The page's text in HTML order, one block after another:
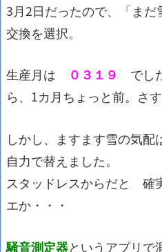
3月2日だったので、「ま
交換を選択。
生産月は ０３１９
でし
ら、1カ月ちょっと前。さ
しかし、ますます雪の気配
自力で替えました。
スタッドレスからだと 確
エか・・・
騒音測定器というアプリで